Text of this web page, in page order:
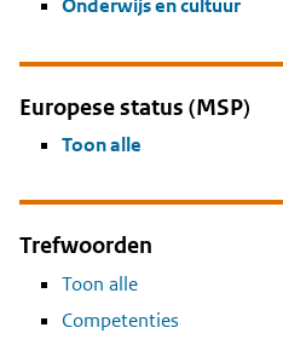
Onderwijs en cultuur
Europese status (MSP)
Toon alle
Trefwoorden
Toon alle
Competenties